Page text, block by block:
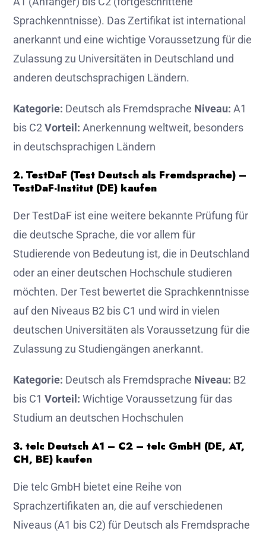
Sprachkenntnisse). Das Zertifikat ist international
anerkannt und eine wichtige Voraussetzung für die
Zulassung zu Universitäten in Deutschland und
anderen deutschsprachigen Ländern.
Kategorie: Deutsch als Fremdsprache Niveau: A1
bis C2Vorteil: Anerkennung weltweit, besonders
in deutschsprachigen Ländern
2. TestDaF (Test Deutsch als Fremdsprache) –
TestDaF-Institut (DE) kaufen
Der TestDaF ist eine weitere bekannte Prüfung für
die deutsche Sprache, die vor allem für
Studierende von Bedeutung ist, die in Deutschland
oder an einer deutschen Hochschule studieren
möchten. Der Test bewertet die Sprachkenntnisse
auf den Niveaus B2 bis C1 und wird in vielen
deutschen Universitäten als Voraussetzung für die
Zulassung zu Studiengängen anerkannt.
Kategorie: Deutsch als Fremdsprache Niveau: B2
bis C1 Vorteil: Wichtige Voraussetzung für das
Studium an deutschen Hochschulen
3. telc Deutsch A1 – C2 – telc GmbH (DE, AT,
CH, BE) kaufen
Die telc GmbH bietet eine Reihe von
Sprachzertifikaten an, die auf verschiedenen
Niveaus (A1 bis C2) für Deutsch als Fremdsprache